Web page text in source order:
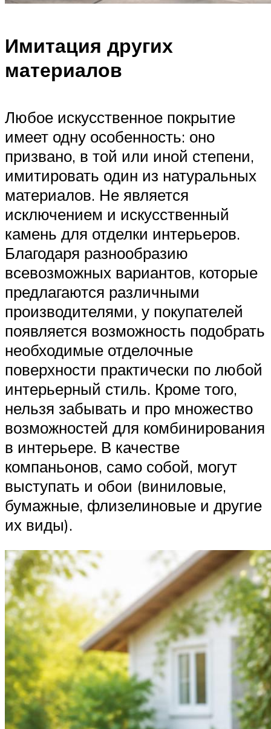
Имитация других
материалов
Любое искусственное покрытие
имеет одну особенность: оно
призвано, в той или иной степени,
имитировать один из натуральных
материалов. Не является
исключением и искусственный
камень для отделки интерьеров.
Благодаря разнообразию
всевозможных вариантов, которые
предлагаются различными
производителями, у покупателей
появляется возможность подобрать
необходимые отделочные
поверхности практически по любой
интерьерный стиль. Кроме того,
нельзя забывать и про множество
возможностей для комбинирования
в интерьере. В качестве
компаньонов, само собой, могут
выступать и обои (виниловые,
бумажные, флизелиновые и другие
их виды).